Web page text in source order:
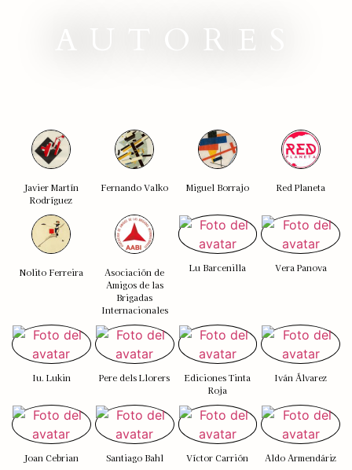
AUTORES
Javier Martín
Rodríguez
Fernando Valko Miguel Borrajo Red Planeta
Nolito Ferreira
Asociación de
Amigos de las
Brigadas
Internacionales
Lu Barcenilla Vera Panova
Iu. Lukin Pere dels Llorers
Ediciones Tinta
Roja
Iván Álvarez
Joan Cebrian Santiago Bahl Víctor Carrión Aldo Armendáriz